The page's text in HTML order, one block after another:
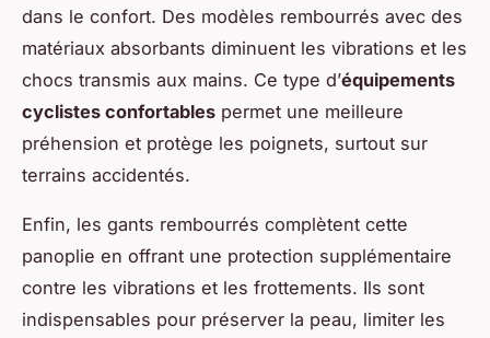
dans le confort. Des modèles rembourrés avec des
matériaux absorbants diminuent les vibrations et les
chocs transmis aux mains. Ce type d’équipements
cyclistes confortables permet une meilleure
préhension et protège les poignets, surtout sur
terrains accidentés.
Enfin, les gants rembourrés complètent cette
panoplie en offrant une protection supplémentaire
contre les vibrations et les frottements. Ils sont
indispensables pour préserver la peau, limiter les